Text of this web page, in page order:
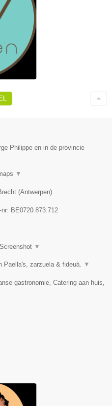
Philippe en in de provincie
▼
(Antwerpen)
BE0720.873.712
Screenshot ▼
Paella's, zarzuela & fideuà. ▼
gastronomie, Catering aan huis,